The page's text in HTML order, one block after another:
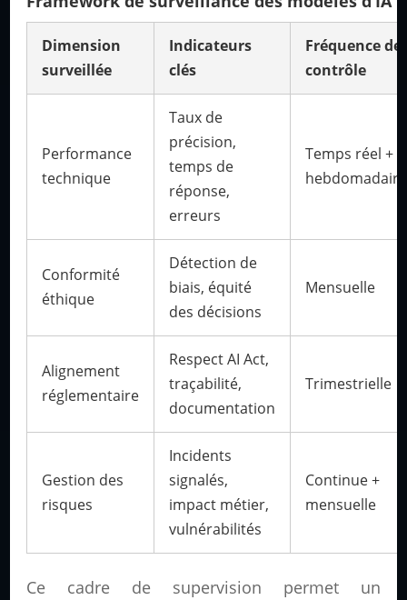
Dimension
surveillée
Indicateurs
clés
Fréquence de
contrôle
Performance
technique
Taux de
précision,
temps de
réponse,
erreurs
Temps réel +
hebdomadaire
Conformité
éthique
Détection de
biais, équité
des décisions
Mensuelle
Alignement
réglementaire
Respect AI Act,
traçabilité,
documentation
Trimestrielle
Gestion des
risques
Incidents
signalés,
impact métier,
vulnérabilités
Continue +
mensuelle
Ce cadre de supervision permet un